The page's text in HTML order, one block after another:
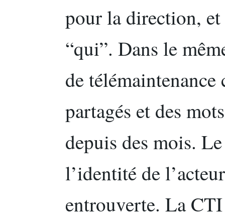
pour la direction,
“qui”. Dans le
de télémaintenance
partagés et des
depuis des mois.
l’identité de
entrouverte. La